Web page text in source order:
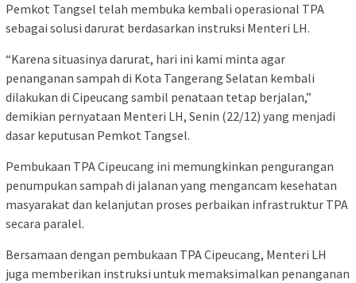
Pemkot Tangsel telah membuka kembali operasional TPA
sebagai solusi darurat berdasarkan instruksi Menteri LH.
“Karena situasinya darurat, hari ini kami minta agar
penanganan sampah di Kota Tangerang Selatan kembali
dilakukan di Cipeucang sambil penataan tetap berjalan,”
demikian pernyataan Menteri LH, Senin (22/12) yang menjadi
dasar keputusan Pemkot Tangsel.
Pembukaan TPA Cipeucang ini memungkinkan pengurangan
penumpukan sampah di jalanan yang mengancam kesehatan
masyarakat dan kelanjutan proses perbaikan infrastruktur TPA
secara paralel.
Bersamaan dengan pembukaan TPA Cipeucang, Menteri LH
juga memberikan instruksi untuk memaksimalkan penanganan